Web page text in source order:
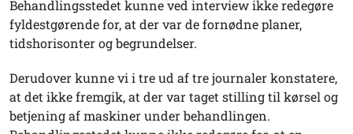
Behandlingsstedet kunne ved interview ikke redegøre
fyldestgørende for, at der var de fornødne planer,
tidshorisonter og begrundelser.
Derudover kunne vi i tre ud af tre journaler konstatere,
at det ikke fremgik, at der var taget stilling til kørsel og
betjening af maskiner under behandlingen.